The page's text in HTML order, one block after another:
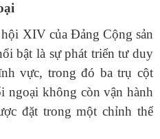
XIV của Đảng Cộng sản
bật là sự phát triển tư duy
vực, trong đó ba trụ cột
ngoại không còn vận hành
đặt trong một chỉnh thể